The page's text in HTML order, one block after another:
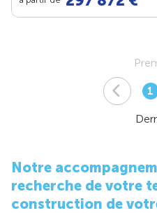
1
Notre
recherche de votre
construction de